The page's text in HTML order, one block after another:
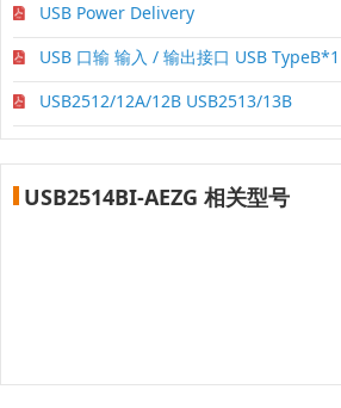
USB Power Delivery
USB 口输 输入 / 输出接口 USB TypeB*1
USB2512/12A/12B USB2513/13B
USB2514BI-AEZG 相关型号